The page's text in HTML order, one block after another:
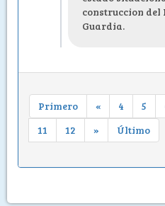
construccion
Guardia.
Primero « 4 5
11
12 » Último